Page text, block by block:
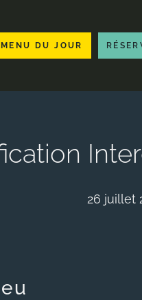
MENU DU JOUR
26 juillet